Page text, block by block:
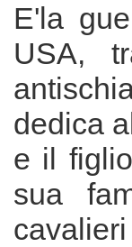
E'la
USA,
dedica
e il
sua